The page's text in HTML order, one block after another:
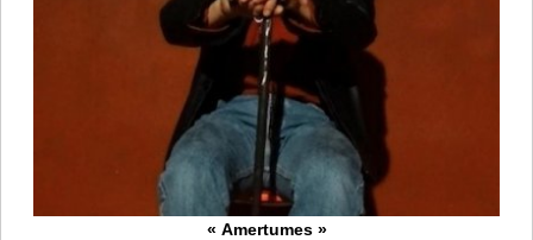
« Amertumes »